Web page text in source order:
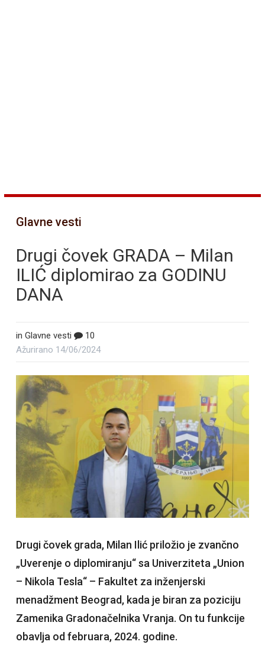
Glavne vesti
Drugi čovek GRADA – Milan
ILIĆ diplomirao za GODINU
DANA
in Glavne vesti
10
Ažurirano 14/06/2024
Drugi čovek grada, Milan Ilić priložio je zvančno
„Uverenje o diplomiranju“ sa Univerziteta „Union
– Nikola Tesla“ – Fakultet za inženjerski
menadžment Beograd, kada je biran za poziciju
Zamenika Gradonačelnika Vranja. On tu funkcije
obavlja od februara, 2024. godine.